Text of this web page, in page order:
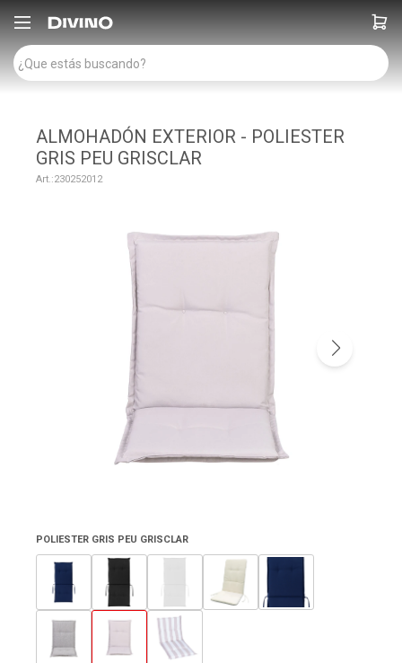

ALMOHADÓN EXTERIOR - POLIESTER
GRIS PEU GRISCLAR
230252012
POLIESTER GRIS PEU GRISCLAR